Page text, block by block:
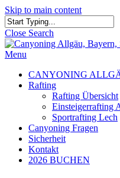
Skip to main content
Close Search
Menu
CANYONING
Rafting
Rafting Übersicht
Einsteigerrafting
Sportrafting Lech
Canyoning Fragen
Sicherheit
Kontakt
2026 BUCHEN